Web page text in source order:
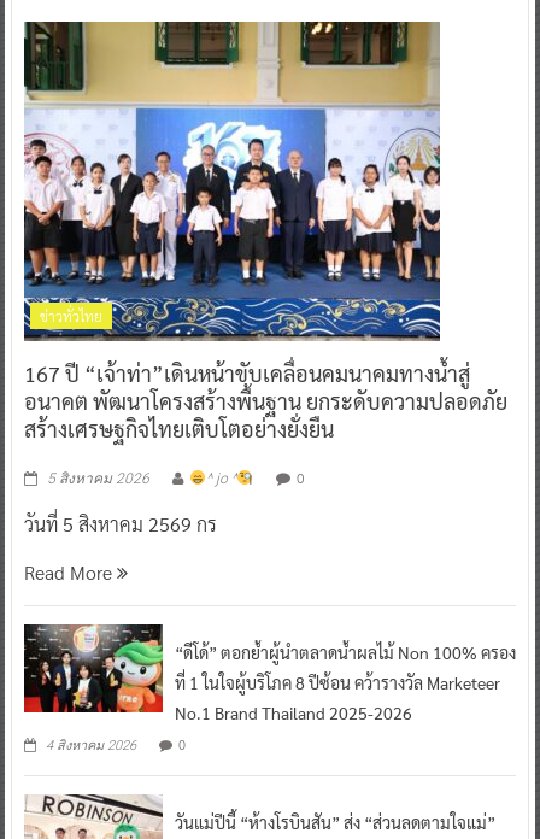
ข่าวทั่วไทย
167 ปี “เจ้าท่า”เดินหน้าขับเคลื่อนคมนาคมทางน้ำสู่
อนาคต พัฒนาโครงสร้างพื้นฐาน ยกระดับความปลอดภัย
สร้างเศรษฐกิจไทยเติบโตอย่างยั่งยืน
5 สิงหาคม 2026 ^ jo ^ 0
วันที่ 5 สิงหาคม 2569 กร
Read More
“ดีโด้” ตอกย้ำผู้นำตลาดน้ำผลไม้ Non 100% ครอง
ที่ 1 ในใจผู้บริโภค 8 ปีซ้อน คว้ารางวัล Marketeer
No.1 Brand Thailand 2025-2026
4 สิงหาคม 2026 0
วันแม่ปีนี้ “ห้างโรบินสัน” ส่ง “ส่วนลดตามใจแม่”